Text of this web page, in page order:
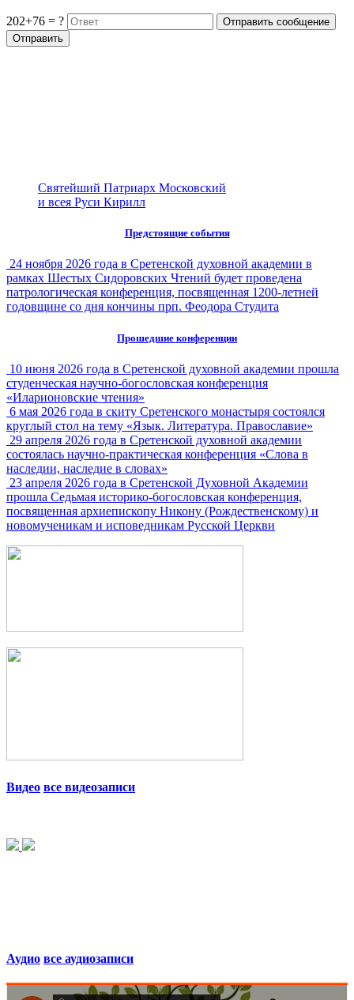
202+76 = ?
Святейший Патриарх Московский
и всея Руси Кирилл
Предстоящие события
24 ноября 2026 года в Сретенской духовной академии в
рамках Шестых Сидоровских Чтений будет проведена
патрологическая конференция, посвященная 1200-летней
годовщине со дня кончины прп. Феодора Студита
Прошедшие конференции
10 июня 2026 года в Сретенской духовной академии прошла
студенческая научно-богословская конференция
«Иларионовские чтения»
6 мая 2026 года в скиту Сретенского монастыря состоялся
круглый стол на тему «Язык. Литература. Православие»
29 апреля 2026 года в Сретенской духовной академии
состоялась научно-практическая конференция «Слова в
наследии, наследие в словах»
23 апреля 2026 года в Сретенской Духовной Академии
прошла Седьмая историко-богословская конференция,
посвященная архиепископу Никону (Рождественскому) и
новомученикам и исповедникам Русской Церкви
Видео все видеозаписи
Аудио все аудиозаписи